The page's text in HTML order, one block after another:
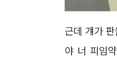
근데 걔가
야 너 피임